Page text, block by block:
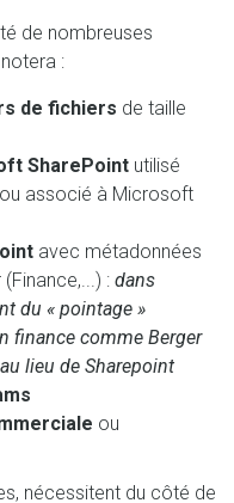
de nombreuses
:
de fichiers de taille
SharePoint utilisé
associé à Microsoft
avec métadonnées
: dans
du « pointage »
finance comme Berger
lieu de Sharepoint
ou
nécessitent du côté de